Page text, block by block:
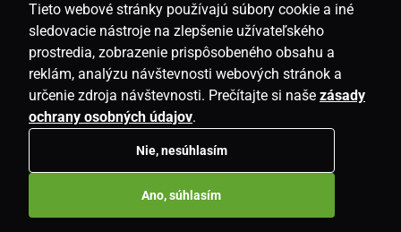
SK
www.i-living.sk
E-shop vytvorilaSIMPLIA.cz
Tieto webové stránky používajú súbory cookie a iné
sledovacie nástroje na zlepšenie užívateľského
prostredia, zobrazenie prispôsobeného obsahu a
reklám, analýzu návštevnosti webových stránok a
určenie zdroja návštevnosti. Prečítajte si naše zásady
ochrany osobných údajov.
Nie, nesúhlasím
Ano, súhlasím